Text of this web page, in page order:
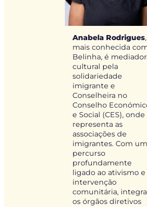
Anabela Rodrigues,
mais conhecida
Belinha, é
cultural pela
solidariedade
imigrante e
Conselheira no
Conselho
e Social (CES), onde
representa as
associações de
imigrantes. Com um
percurso
profundamente
ligado ao ativismo e
intervenção
comunitária, integra
os órgãos diretivos